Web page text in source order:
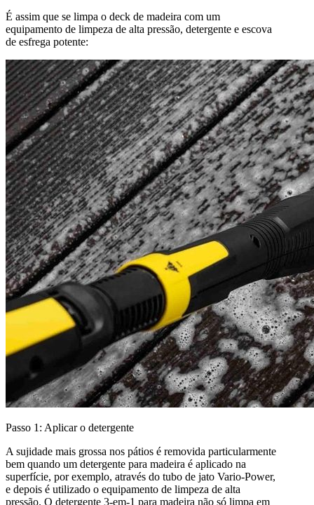
É assim que se limpa o deck de madeira com um
equipamento de limpeza de alta pressão, detergente e escova
de esfrega potente:
Passo 1: Aplicar o detergente
A sujidade mais grossa nos pátios é removida particularmente
bem quando um detergente para madeira é aplicado na
superfície, por exemplo, através do tubo de jato Vario-Power,
e depois é utilizado o equipamento de limpeza de alta
pressão. O detergente 3-em-1 para madeira não só limpa em